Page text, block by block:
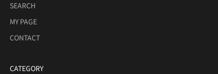
SEARCH
MY PAGE
CONTACT
CATEGORY